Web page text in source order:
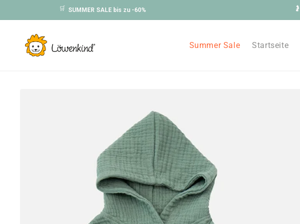
Inhalt
🛒 SUMMER SALE bis zu -60% 🤰
Summer Sale Startseite